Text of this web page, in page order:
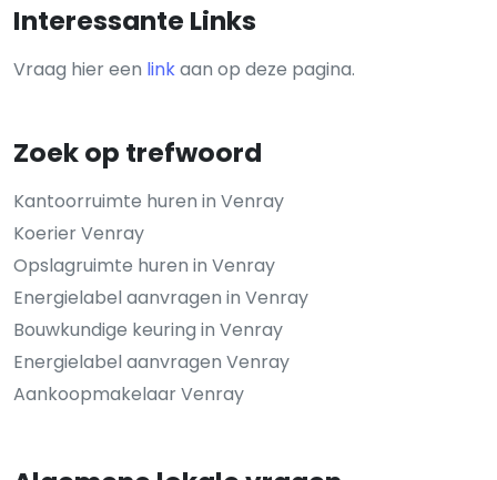
Interessante Links
Vraag hier een linkaan op deze pagina.
Zoek op trefwoord
Kantoorruimte huren in Venray
Koerier Venray
Opslagruimte huren in Venray
Energielabel aanvragen in Venray
Bouwkundige keuring in Venray
Energielabel aanvragen Venray
Aankoopmakelaar Venray